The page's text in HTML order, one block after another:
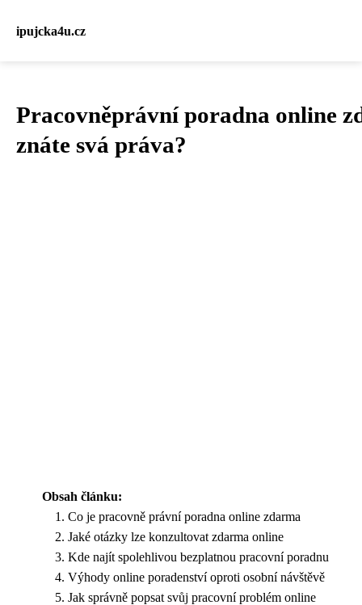
ipujcka4u.cz
Pracovněprávní poradna online
znáte svá práva?
Obsah článku:
Co je pracovně právní poradna online zdarma
Jaké otázky lze konzultovat zdarma online
Kde najít spolehlivou bezplatnou pracovní poradnu
Výhody online poradenství oproti osobní návštěvě
Jak správně popsat svůj pracovní problém online